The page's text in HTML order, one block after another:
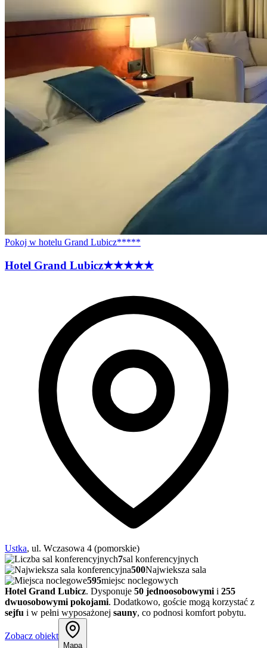
Pokoj w hotelu Grand Lubicz*****
Hotel Grand Lubicz★★★★★
Ustka, ul. Wczasowa 4 (pomorskie)
7sal konferencyjnych
500Najwieksza sala
595miejsc noclegowych
Hotel Grand Lubicz. Dysponuje 50 jednoosobowymi i 255
dwuosobowymi pokojami. Dodatkowo, goście mogą korzystać z
sejfu i w pełni wyposażonej sauny, co podnosi komfort pobytu.
Zobacz obiekt
Mapa